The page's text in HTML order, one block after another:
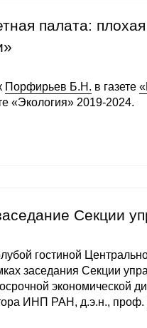
палата: плохая
Порфирьев Б.Н. в газете
«Экология» 2019-2024.
Секции
гостиной
заседания Секции
экономической
ИНП РАН, д.э.н., проф.